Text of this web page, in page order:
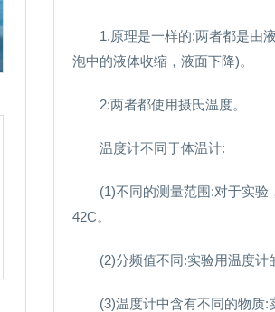
1.原理是一样的:两者都是由
泡中的液体收缩，液面下降)。
2:两者都使用摄氏温度。
温度计不同于体温计:
(1)不同的测量范围:对于实
42C。
(2)分频值不同:实验用温度
(3)温度计中含有不同的物质: